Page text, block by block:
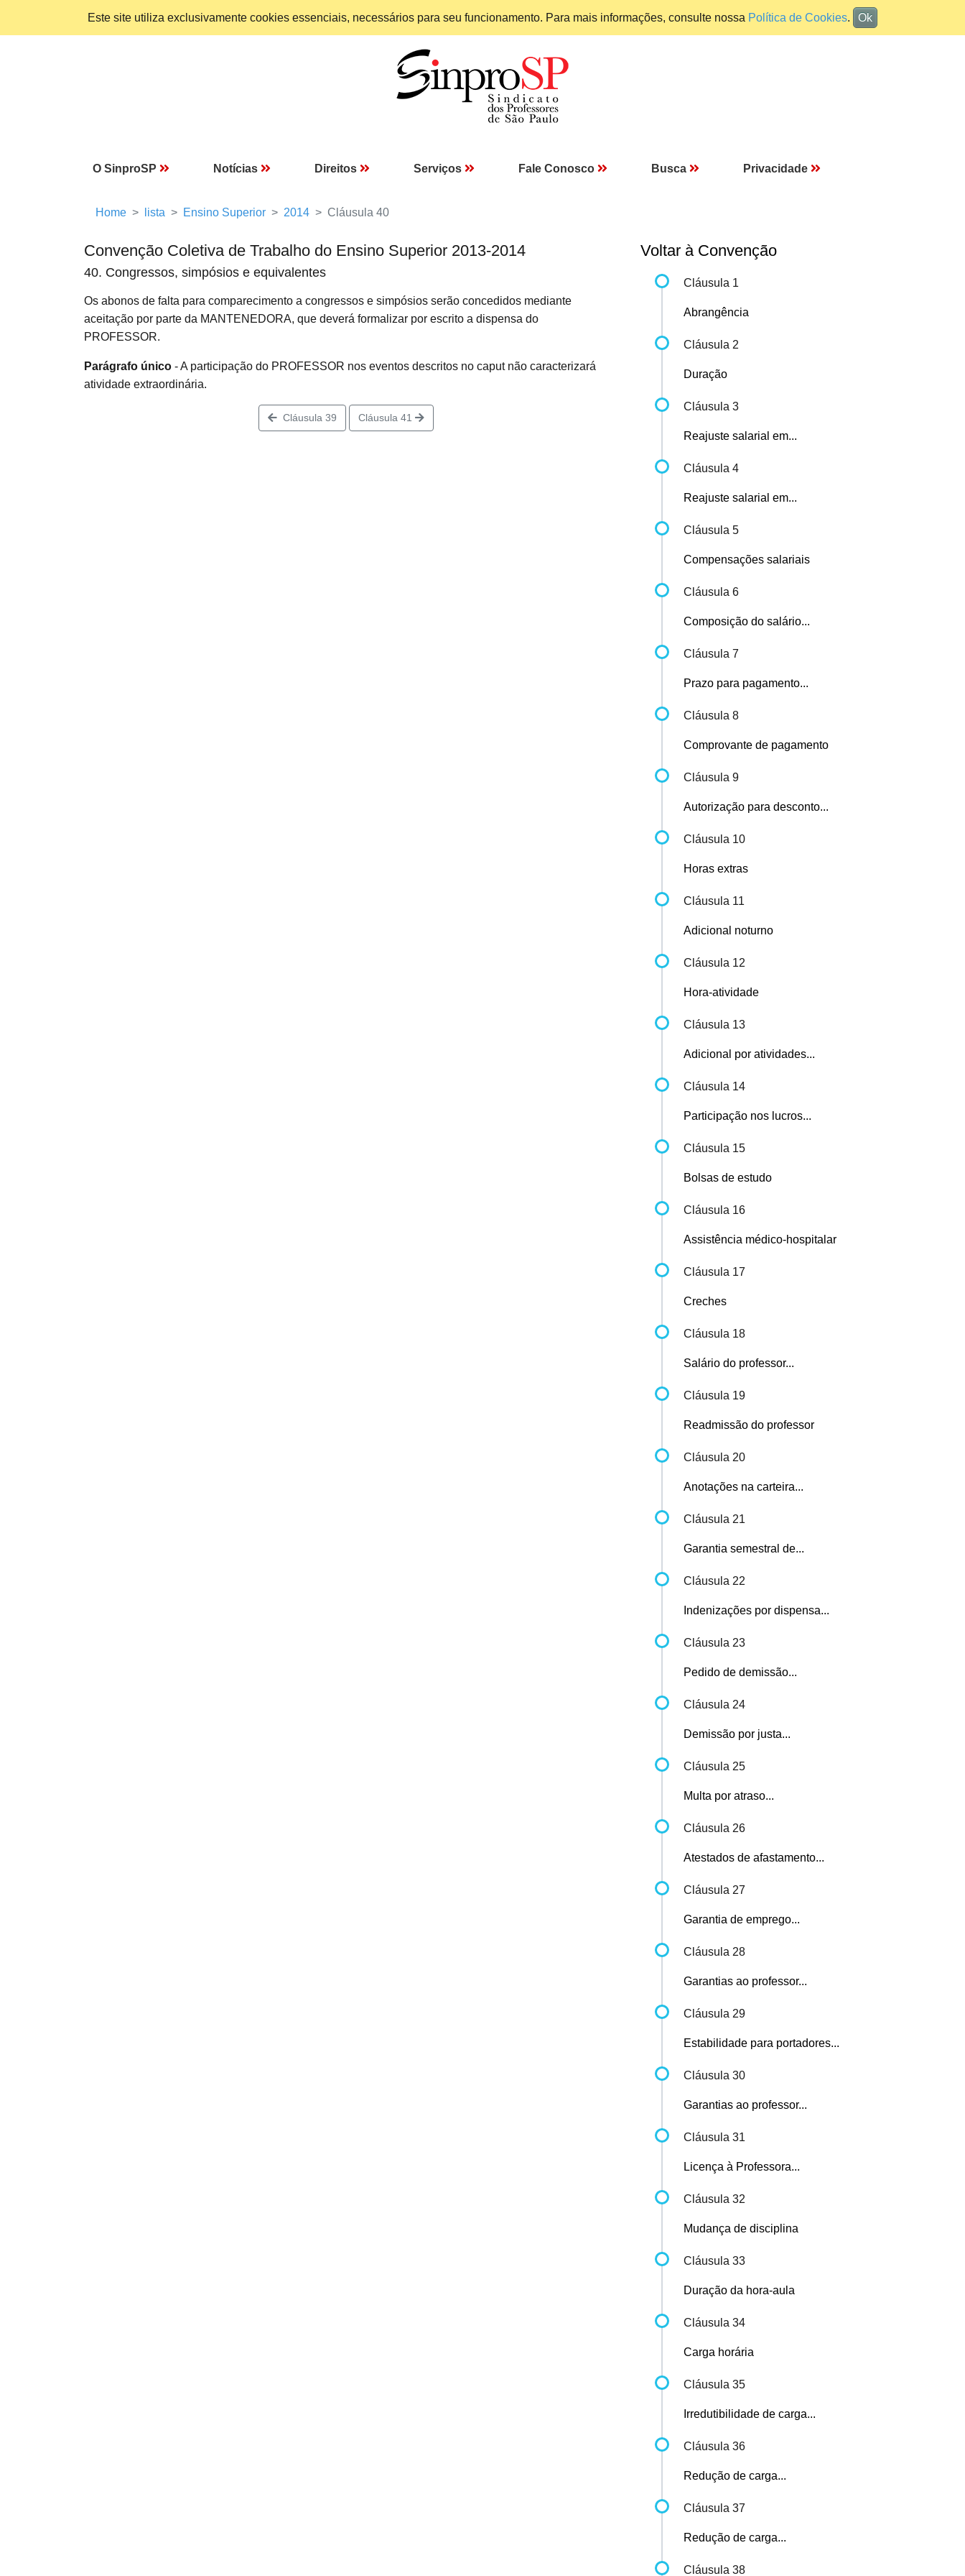
Este site utiliza exclusivamente cookies essenciais, necessários para seu funcionamento. Para mais informações, consulte nossa Política de Cookies. Ok
O SinproSP Notícias Direitos Serviços Fale Conosco Busca Privacidade
Home lista Ensino Superior 2014 Cláusula 40
Convenção Coletiva de Trabalho do Ensino Superior 2013-2014
40. Congressos, simpósios e equivalentes
Os abonos de falta para comparecimento a congressos e simpósios serão concedidos mediante
aceitação por parte da MANTENEDORA, que deverá formalizar por escrito a dispensa do
PROFESSOR.
Parágrafo único - A participação do PROFESSOR nos eventos descritos no caput não caracterizará
atividade extraordinária.
Cláusula 39 Cláusula 41
Voltar à Convenção
Cláusula 1
Abrangência
Cláusula 2
Duração
Cláusula 3
Reajuste salarial em...
Cláusula 4
Reajuste salarial em...
Cláusula 5
Compensações salariais
Cláusula 6
Composição do salário...
Cláusula 7
Prazo para pagamento...
Cláusula 8
Comprovante de pagamento
Cláusula 9
Autorização para desconto...
Cláusula 10
Horas extras
Cláusula 11
Adicional noturno
Cláusula 12
Hora-atividade
Cláusula 13
Adicional por atividades...
Cláusula 14
Participação nos lucros...
Cláusula 15
Bolsas de estudo
Cláusula 16
Assistência médico-hospitalar
Cláusula 17
Creches
Cláusula 18
Salário do professor...
Cláusula 19
Readmissão do professor
Cláusula 20
Anotações na carteira...
Cláusula 21
Garantia semestral de...
Cláusula 22
Indenizações por dispensa...
Cláusula 23
Pedido de demissão...
Cláusula 24
Demissão por justa...
Cláusula 25
Multa por atraso...
Cláusula 26
Atestados de afastamento...
Cláusula 27
Garantia de emprego...
Cláusula 28
Garantias ao professor...
Cláusula 29
Estabilidade para portadores...
Cláusula 30
Garantias ao professor...
Cláusula 31
Licença à Professora...
Cláusula 32
Mudança de disciplina
Cláusula 33
Duração da hora-aula
Cláusula 34
Carga horária
Cláusula 35
Irredutibilidade de carga...
Cláusula 36
Redução de carga...
Cláusula 37
Redução de carga...
Cláusula 38